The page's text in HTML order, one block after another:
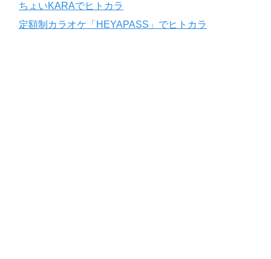
ちょいKARAでヒトカラ
定額制カラオケ「HEYAPASS」でヒトカラ